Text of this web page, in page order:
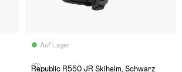
Auf Lager
(0)
Republic R550 JR Skihelm, Schwarz